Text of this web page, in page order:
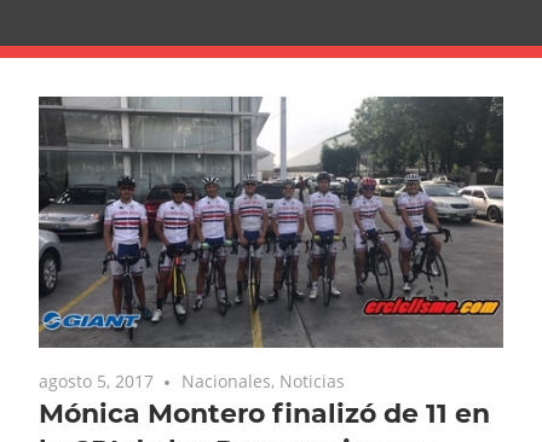
agosto 5, 2017 Nacionales, Noticias
Mónica Montero finalizó de 11 en